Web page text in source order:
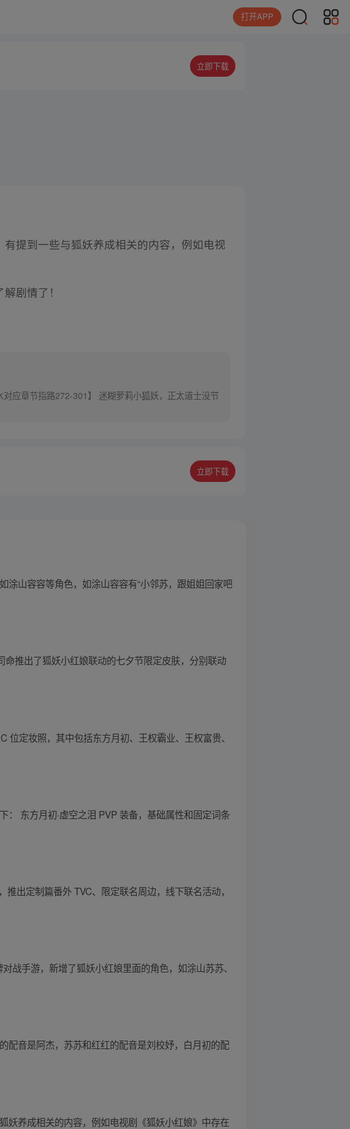
打开APP
立即下载
提到一些与狐妖养成相关的内容，例如电视
剧情了！
应章节指路272-301】 迷糊萝莉小狐妖，正太道士没节
立即下载
涂山容容等角色，如涂山容容有“小邻苏，跟姐姐回家吧
推出了狐妖小红娘联动的七夕节限定皮肤，分别联动
定妆照，其中包括东方月初、王权霸业、王权富贵、
东方月初·虚空之泪 PVP 装备，基础属性和固定词条
出定制篇番外 TVC、限定联名周边，线下联名活动，
战手游，新增了狐妖小红娘里面的角色，如涂山苏苏、
配音是阿杰，苏苏和红红的配音是刘校妤，白月初的配
妖养成相关的内容，例如电视剧《狐妖小红娘》中存在